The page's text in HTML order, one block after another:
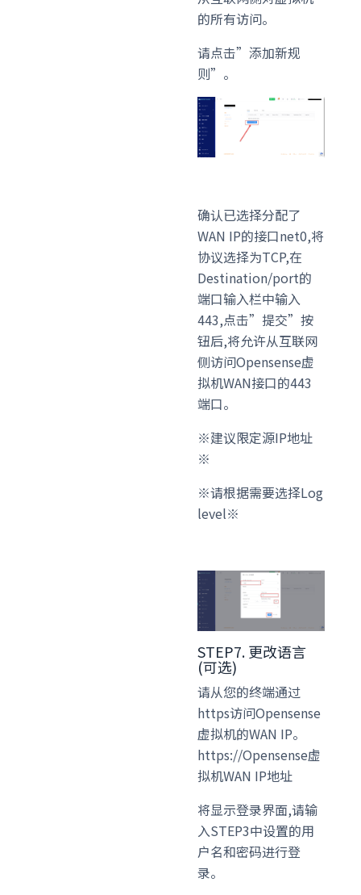
的所有访问。
请点击”添加新规
则”。
确认已选择分配了
WAN IP的接口net0,将
协议选择为TCP,在
Destination/port的
端口输入栏中输入
443,点击”提交”按
钮后,将允许从互联网
侧访问Opensense虚
拟机WAN接口的443
端口。
※建议限定源IP地址
※
※请根据需要选择Log
level※
STEP7. 更改语言
(可选)
请从您的终端通过
https访问Opensense
虚拟机的WAN IP。
https://Opensense虚
拟机WAN IP地址
将显示登录界面,请输
入STEP3中设置的用
户名和密码进行登
录。